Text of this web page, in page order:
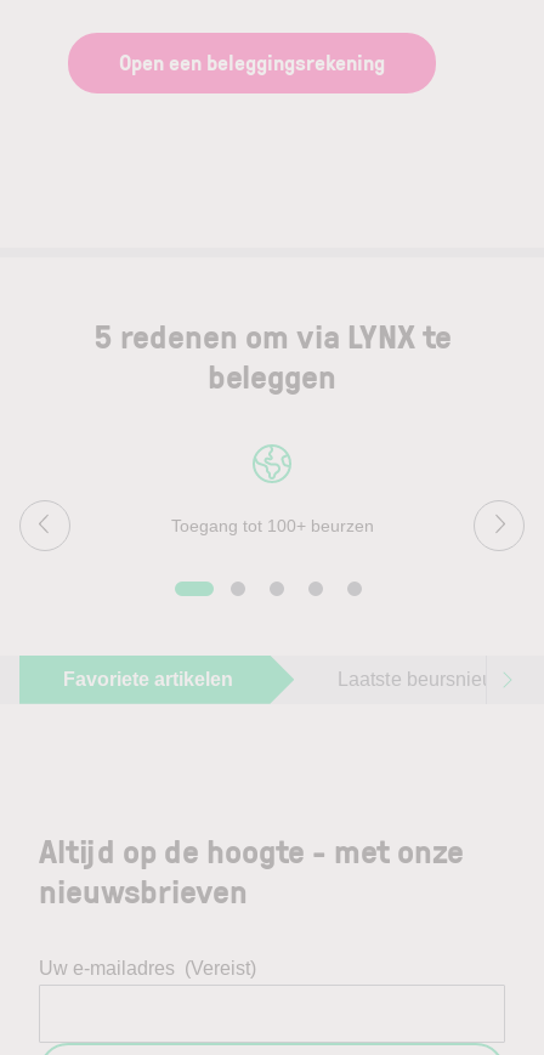
Open een beleggingsrekening
5 redenen om via LYNX te
beleggen
Toegang tot 100+ beurzen
Favoriete artikelen Laatste beursnieuws
Altijd op de hoogte - met onze
nieuwsbrieven
Uw e-mailadres (Vereist)